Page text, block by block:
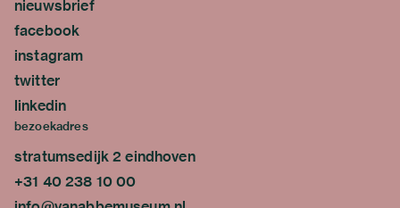
nieuwsbrief
facebook
instagram
twitter
linkedin
bezoekadres
stratumsedijk 2 eindhoven
+31 40 238 10 00